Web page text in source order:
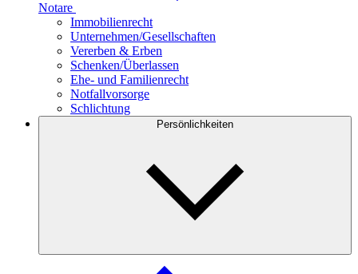
Notare
Immobilienrecht
Unternehmen/Gesellschaften
Vererben & Erben
Schenken/Überlassen
Ehe- und Familienrecht
Notfallvorsorge
Schlichtung
Persönlichkeiten